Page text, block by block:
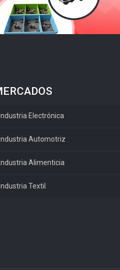
Industria Electrónica
Industria Automotriz
Industria Alimenticia
Industria Textil